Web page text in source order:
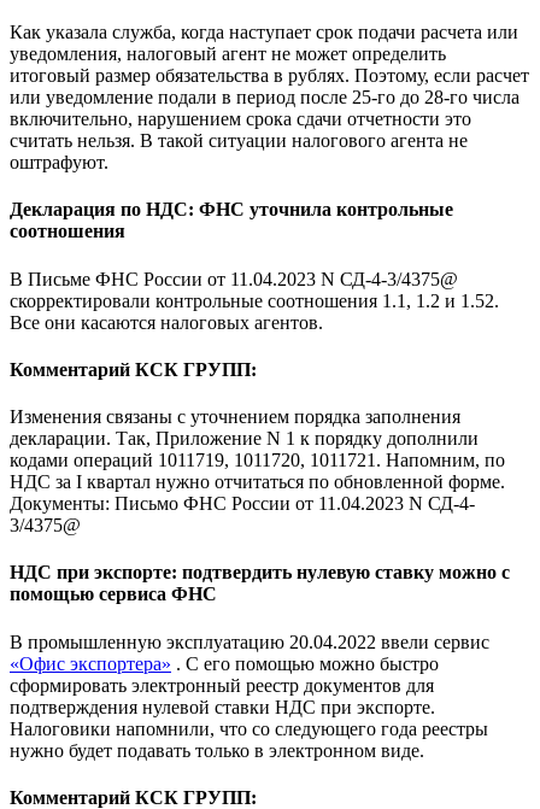
Как указала служба, когда наступает срок подачи расчета или
уведомления, налоговый агент не может определить
итоговый размер обязательства в рублях. Поэтому, если расчет
или уведомление подали в период после 25-го до 28-го числа
включительно, нарушением срока сдачи отчетности это
считать нельзя. В такой ситуации налогового агента не
оштрафуют.
Декларация по НДС: ФНС уточнила контрольные
соотношения
В Письме ФНС России от 11.04.2023 N СД-4-3/4375@
скорректировали контрольные соотношения 1.1, 1.2 и 1.52.
Все они касаются налоговых агентов.
Комментарий КСК ГРУПП:
Изменения связаны с уточнением порядка заполнения
декларации. Так, Приложение N 1 к порядку дополнили
кодами операций 1011719, 1011720, 1011721. Напомним, по
НДС за I квартал нужно отчитаться по обновленной форме.
Документы: Письмо ФНС России от 11.04.2023 N СД-4-
3/4375@
НДС при экспорте: подтвердить нулевую ставку можно с
помощью сервиса ФНС
В промышленную эксплуатацию 20.04.2022 ввели сервис
«Офис экспортера» . С его помощью можно быстро
сформировать электронный реестр документов для
подтверждения нулевой ставки НДС при экспорте.
Налоговики напомнили, что со следующего года реестры
нужно будет подавать только в электронном виде.
Комментарий КСК ГРУПП: